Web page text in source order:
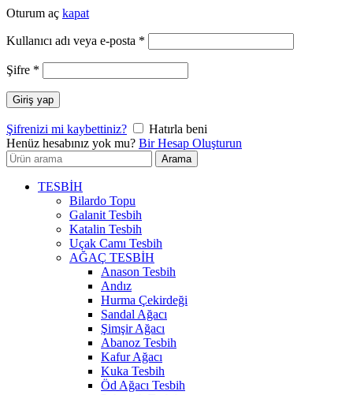
Oturum aç kapat
Kullanıcı adı veya e-posta *
Şifre *
Giriş yap
Şifrenizi mi kaybettiniz?
Hatırla beni
Henüz hesabınız yok mu? Bir Hesap Oluşturun
Arayın:
Arama
TESBİH
Bilardo Topu
Galanit Tesbih
Katalin Tesbih
Uçak Camı Tesbih
AĞAÇ TESBİH
Anason Tesbih
Andız
Hurma Çekirdeği
Sandal Ağacı
Şimşir Ağacı
Abanoz Tesbih
Kafur Ağacı
Kuka Tesbih
Öd Ağacı Tesbih